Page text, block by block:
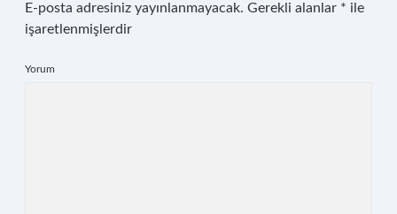
E-posta adresiniz yayınlanmayacak. Gerekli alanlar * ile
işaretlenmişlerdir
Yorum